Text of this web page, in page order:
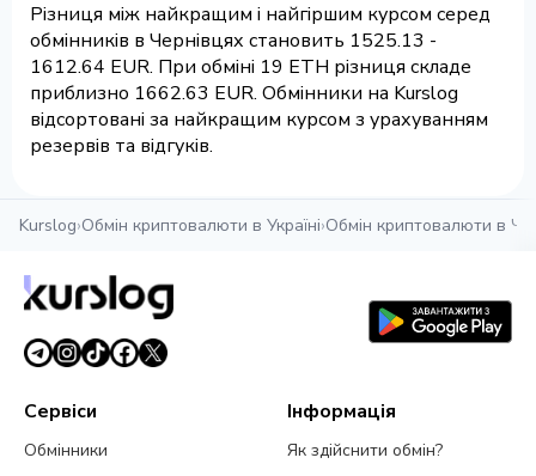
Різниця між найкращим і найгіршим курсом серед
обмінників в Чернівцях становить 1525.13 -
1612.64 EUR. При обміні 19 ETH різниця складе
приблизно 1662.63 EUR. Обмінники на Kurslog
відсортовані за найкращим курсом з урахуванням
резервів та відгуків.
Kurslog›Обмін криптовалюти в Україні›Обмін криптовалюти в
Сервіси
Обмінники
Інформація
Як здійснити обмін?